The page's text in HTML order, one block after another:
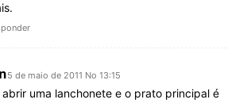
5 de maio de 2011 No 13:15
uma lanchonete e o prato principal é